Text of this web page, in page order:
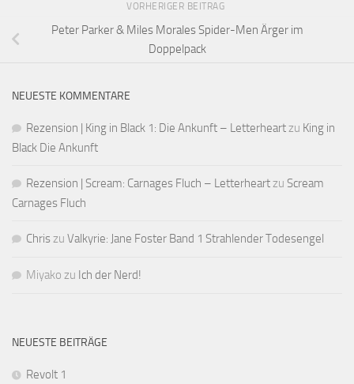
VORHERIGER BEITRAG
Peter Parker & Miles Morales Spider-Men Ärger im
Doppelpack
NEUESTE KOMMENTARE
Rezension | King in Black 1: Die Ankunft – Letterheartzu King in
Black Die Ankunft
Rezension | Scream: Carnages Fluch – Letterheartzu Scream
Carnages Fluch
Chriszu Valkyrie: Jane Foster Band 1 Strahlender Todesengel
Miyako zu Ich der Nerd!
NEUESTE BEITRÄGE
Revolt 1